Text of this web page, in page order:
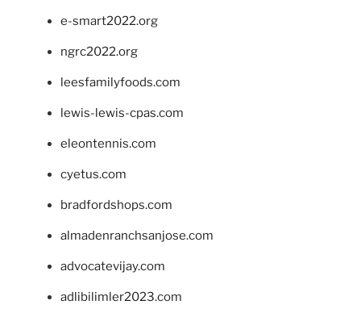
e-smart2022.org
ngrc2022.org
leesfamilyfoods.com
lewis-lewis-cpas.com
eleontennis.com
cyetus.com
bradfordshops.com
almadenranchsanjose.com
advocatevijay.com
adlibilimler2023.com